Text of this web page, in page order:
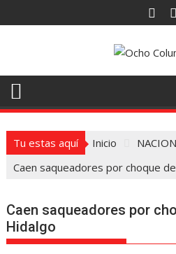
al
Tu estas aquí Inicio
Caen saqueadores por choque
Caen saqueadores por
Hidalgo